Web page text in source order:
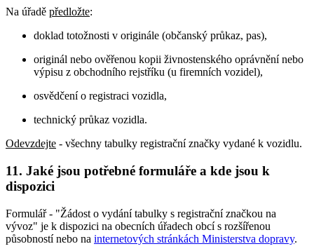
Na úřadě předložte:
doklad totožnosti v originále (občanský průkaz, pas),
originál nebo ověřenou kopii živnostenského oprávnění nebo
výpisu z obchodního rejstříku (u firemních vozidel),
osvědčení o registraci vozidla,
technický průkaz vozidla.
Odevzdejte - všechny tabulky registrační značky vydané k vozidlu.
11. Jaké jsou potřebné formuláře a kde jsou k
dispozici
Formulář - "Žádost o vydání tabulky s registrační značkou na
vývoz" je k dispozici na obecních úřadech obcí s rozšířenou
působností nebo na internetových stránkách Ministerstva dopravy.